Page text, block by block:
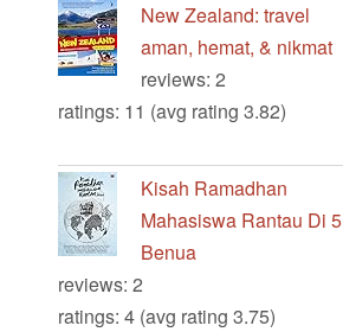
New Zealand: travel
aman, hemat, & nikmat
reviews: 2
ratings: 11 (avg rating 3.82)
Kisah Ramadhan
Mahasiswa Rantau Di 5
Benua
reviews: 2
ratings: 4 (avg rating 3.75)